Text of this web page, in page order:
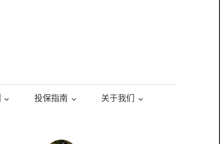
投保指南 关于我们